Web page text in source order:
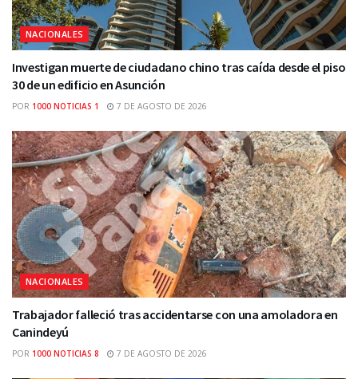
NACIONALES
Investigan muerte de ciudadano chino tras caída desde el piso
30 de un edificio en Asunción
POR 1000 NOTICIAS 1 7 DE AGOSTO DE 2026
NACIONALES
Trabajador falleció tras accidentarse con una amoladora en
Canindeyú
POR 1000 NOTICIAS 8 7 DE AGOSTO DE 2026